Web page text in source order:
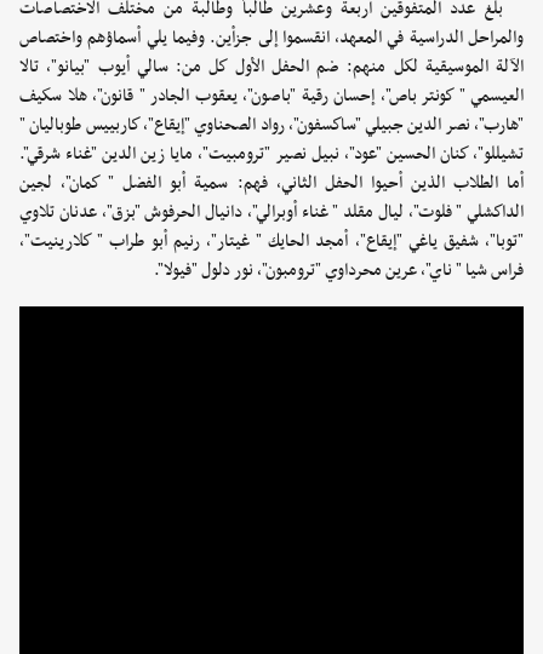
بلغ عدد المتفوقين أربعة وعشرين طالباً وطالبة من مختلف الاختصاصات
والمراحل الدراسية في المعهد، انقسموا إلى جزأين. وفيما يلي أسماؤهم واختصاص
الآلة الموسيقية لكل منهم: ضم الحفل الأول كل من: سالي أيوب "بيانو"، تالا
العيسمي " كونتر باص"، إحسان رقية "باصون"، يعقوب الجادر " قانون"، هلا سكيف
"هارب"، نصر الدين جبيلي "ساكسفون"، رواد الصحناوي "إيقاع"، كاربييس طوباليان "
تشيللو"، كنان الحسين "عود"، نبيل نصير "ترومبيت"، مايا زين الدين "غناء شرقي".
أما الطلاب الذين أحيوا الحفل الثاني، فهم: سمية أبو الفضل " كمان"، لجين
الداكشلي " فلوت"، ليال مقلد " غناء أوبرالي"، دانيال الحرفوش "بزق"، عدنان تلاوي
"توبا"، شفيق ياغي "إيقاع"، أمجد الحايك " غيتار"، رنيم أبو طراب " كلارينيت"،
فراس شيا " ناي"، عرين محرداوي "ترومبون"، نور دلول "فيولا".